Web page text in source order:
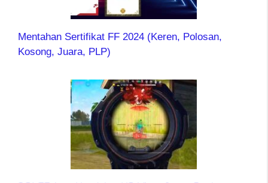
Mentahan Sertifikat FF 2024 (Keren, Polosan,
Kosong, Juara, PLP)